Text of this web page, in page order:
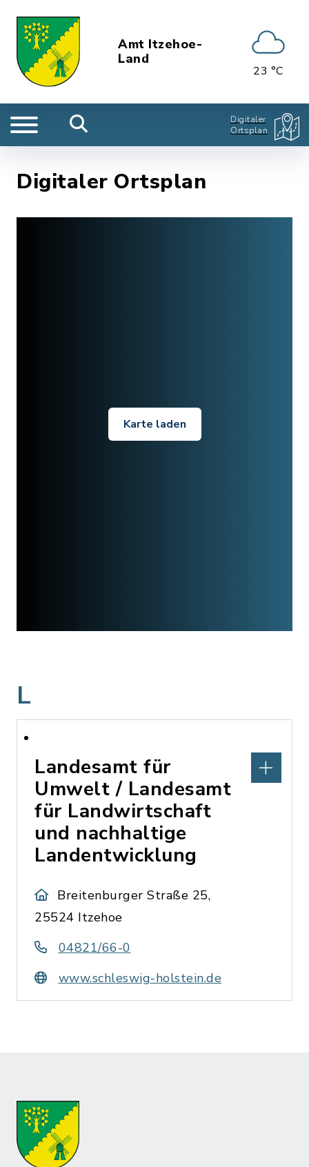
Amt Itzehoe-
Land
23 °C
Digitaler
Ortsplan
Digitaler Ortsplan
Karte laden
L
Landesamt für
Umwelt / Landesamt
für Landwirtschaft
und nachhaltige
Landentwicklung
Breitenburger Straße 25,
25524 Itzehoe
04821/66-0
www.schleswig-holstein.de